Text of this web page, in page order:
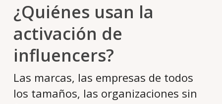
¿Quiénes usan la
activación de
influencers?
Las marcas, las empresas de todos
los tamaños, las organizaciones sin